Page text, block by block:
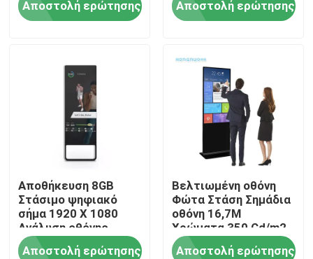
Προϊόντα
Σχετικά με εμάς
Γύρος εργοστασίων
Ποιοτικός έλεγχος
σήμανση
Αποστολή ερώτησης
Αποστολή ερώτησης
Αποθήκευση 8GB
Στάσιμο ψηφιακό
σήμα 1920 X 1080
Ανάλυση οθόνης -
B2B αγοραστές
Αποστολή ερώτησης
Βελτιωμένη οθόνη
Φώτα Στάση Σημάδια
οθόνη 16,7M
Χρώματα 350 Cd/m2
φωτεινότητα
Αποστολή ερώτησης